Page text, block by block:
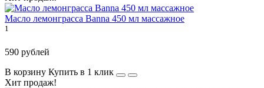
Масло лемонграсса Banna 450 мл массажное
1
590 рублей
В корзину Купить в 1 клик
Хит продаж!